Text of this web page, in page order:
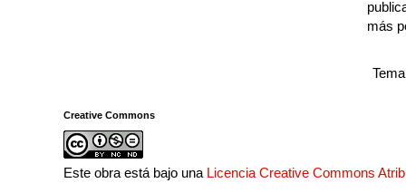
más
Creative Commons
Este obra está bajo una Licencia Creative Commons